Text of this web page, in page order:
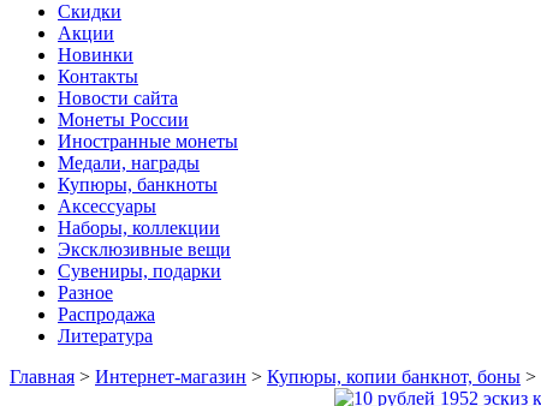
Скидки
Акции
Новинки
Контакты
Новости сайта
Монеты России
Иностранные монеты
Медали, награды
Купюры, банкноты
Аксессуары
Наборы, коллекции
Эксклюзивные вещи
Сувениры, подарки
Разное
Распродажа
Литература
Главная > Интернет-магазин > Купюры, копии банкнот, боны >